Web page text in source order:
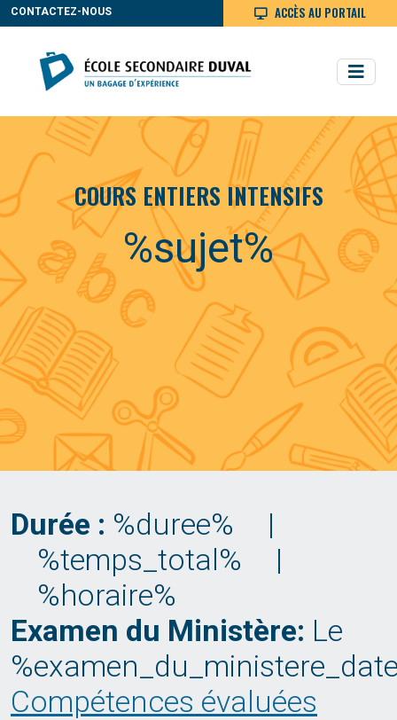
CONTACTEZ-NOUS ACCÈS AU PORTAIL
COURS ENTIERS INTENSIFS
%sujet%
Durée : %duree%
|
%temps_total%
|
%horaire%
Examen du Ministère: Le
Compétences évaluées